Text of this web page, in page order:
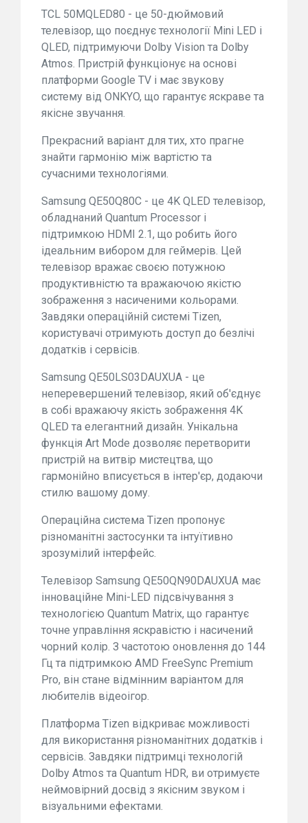
TCL 50MQLED80 - це 50-дюймовий
телевізор, що поєднує технології Mini LED і
QLED, підтримуючи Dolby Vision та Dolby
Atmos. Пристрій функціонує на основі
платформи Google TV і має звукову
систему від ONKYO, що гарантує яскраве та
якісне звучання.
Прекрасний варіант для тих, хто прагне
знайти гармонію між вартістю та
сучасними технологіями.
Samsung QE50Q80C - це 4K QLED телевізор,
обладнаний Quantum Processor і
підтримкою HDMI 2.1, що робить його
ідеальним вибором для геймерів. Цей
телевізор вражає своєю потужною
продуктивністю та вражаючою якістю
зображення з насиченими кольорами.
Завдяки операційній системі Tizen,
користувачі отримують доступ до безлічі
додатків і сервісів.
Samsung QE50LS03DAUXUA - це
неперевершений телевізор, який об'єднує
в собі вражаючу якість зображення 4K
QLED та елегантний дизайн. Унікальна
функція Art Mode дозволяє перетворити
пристрій на витвір мистецтва, що
гармонійно вписується в інтер'єр, додаючи
стилю вашому дому.
Операційна система Tizen пропонує
різноманітні застосунки та інтуїтивно
зрозумілий інтерфейс.
Телевізор Samsung QE50QN90DAUXUA має
інноваційне Mini-LED підсвічування з
технологією Quantum Matrix, що гарантує
точне управління яскравістю і насичений
чорний колір. З частотою оновлення до 144
Гц та підтримкою AMD FreeSync Premium
Pro, він стане відмінним варіантом для
любителів відеоігор.
Платформа Tizen відкриває можливості
для використання різноманітних додатків і
сервісів. Завдяки підтримці технологій
Dolby Atmos та Quantum HDR, ви отримуєте
неймовірний досвід з якісним звуком і
візуальними ефектами.